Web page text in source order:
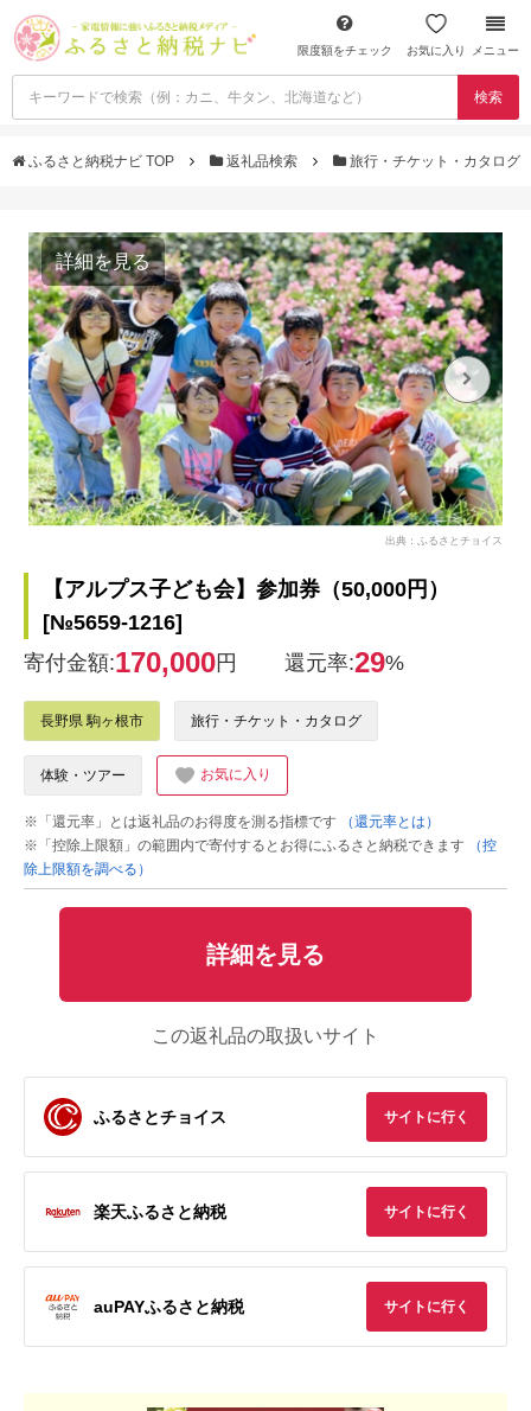
限度額をチェック お気に入り メニュー
検索
ふるさと納税ナビ TOP 返礼品検索 旅行・チケット・カタログ
詳細を見る
出典：ふるさとチョイス
【アルプス子ども会】参加券（50,000円）
[№5659-1216]
寄付金額:170,000円 還元率:29%
長野県 駒ヶ根市 旅行・チケット・カタログ
体験・ツアー お気に入り
※「還元率」とは返礼品のお得度を測る指標です
（還元率とは）
※「控除上限額」の範囲内で寄付するとお得にふるさと納税できます
（控
除上限額を調べる）
詳細を見る
この返礼品の取扱いサイト
ふるさとチョイス サイトに行く
楽天ふるさと納税 サイトに行く
auPAYふるさと納税 サイトに行く